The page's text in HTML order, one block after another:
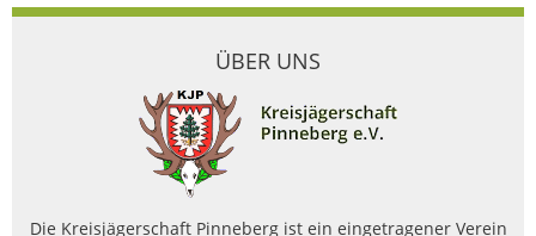
ÜBER UNS
Die Kreisjägerschaft Pinneberg ist ein eingetragener Verein